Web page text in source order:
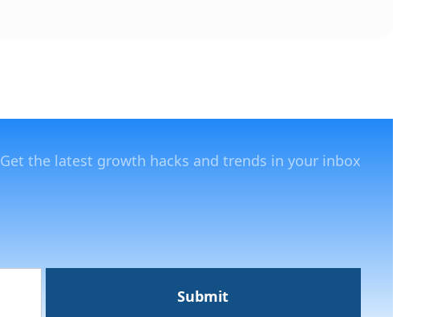
Get the latest growth hacks and trends in your inbox